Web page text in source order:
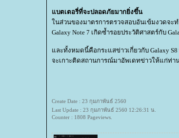
บตเตอรี่ที่จะปลอดภัยมากยิ่งขึ้น
นส่วนของมาตรการตรวจสอบอันเข้มงวดจะ
Galaxy Note 7 เกิดซ้ำรอยประวัติศาสตร์กับ
ละทั้งหมดนี้คือกระแสข่าวเกี่ยวกับ Galaxy S8
จะเกาะติดสถานการณ์มาอัพเดทข่าวให้แก่ท่
Create Date : 23 กุมภาพันธ์ 2560
Last Update : 23 กุมภาพันธ์ 2560 12:26:31 น.
Counter : 1808 Pageviews.